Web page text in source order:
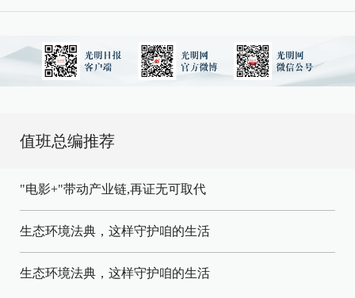
值班总编推荐
"电影+"带动产业链,再证无可取代
生态环境法典，这样守护咱的生活
生态环境法典，这样守护咱的生活